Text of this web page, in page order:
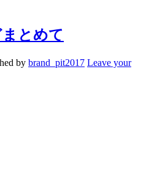
とめて
by brand_pit2017 Leave your